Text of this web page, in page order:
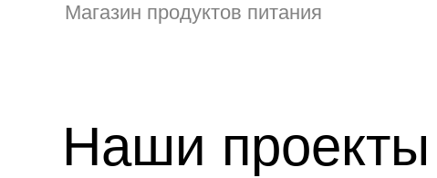
Магазин продуктов питания
Наши проекты